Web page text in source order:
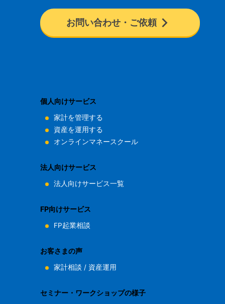
お問い合わせ・ご依頼
個人向けサービス
家計を管理する
資産を運用する
オンラインマネースクール
法人向けサービス
法人向けサービス一覧
FP向けサービス
FP起業相談
お客さまの声
家計相談 / 資産運用
セミナー・ワークショップの様子